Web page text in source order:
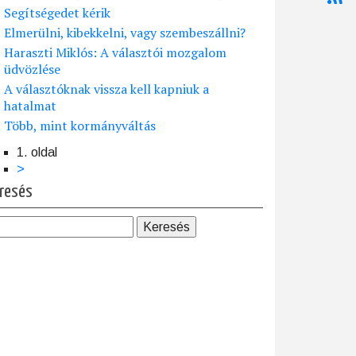
Segítségedet kérik
Elmerülni, kibekkelni, vagy szembeszállni?
Haraszti Miklós: A választói mozgalom
üdvözlése
A választóknak vissza kell kapniuk a
hatalmat
Több, mint kormányváltás
1. oldal
Következő
oldal
>